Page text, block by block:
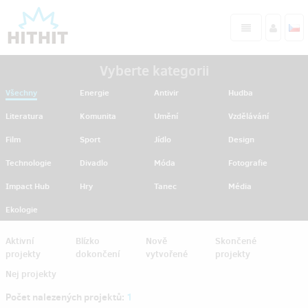
Všechny Energie Antivir
Hudba
Literatura
Komunita Umění
Vzdělávání
Film
Sport Jídlo
Design
Technologie
Divadlo Móda
Fotografie
Impact Hub
Hry Tanec
Média
Ekologie
Aktivní
projekty
Blízko
dokončení
Nově
vytvořené
Skončené
projekty
Nej projekty
Počet nalezených projektů: 1